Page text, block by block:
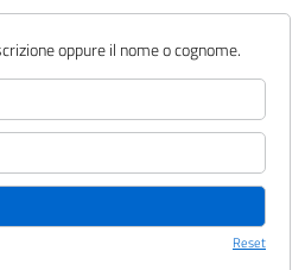
oppure il nome o cognome.
Reset